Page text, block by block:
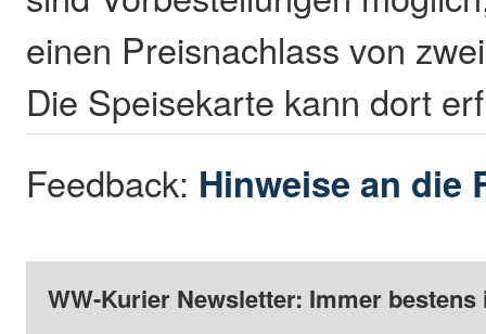
einen Preisnachlass von
Die Speisekarte kann dort
Feedback: Hinweise an die
WW-Kurier Newsletter: Immer